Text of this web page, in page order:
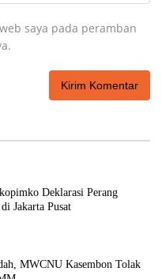
saya pada peramban
Deklarasi Perang
Jakarta Pusat
MWCNU Kasembon Tolak